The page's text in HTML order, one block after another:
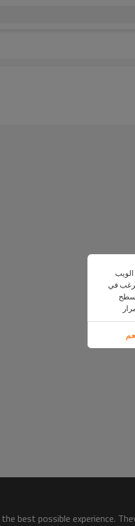
best possible experience.
في